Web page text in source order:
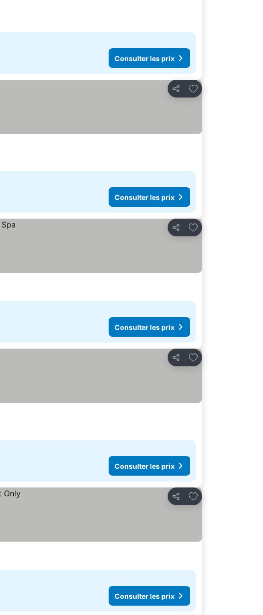
Consulter les prix
Partager
Ajouter à mes favoris
Consulter les prix
Partager
Ajouter à mes favoris
Consulter les prix
Partager
Ajouter à mes favoris
Consulter les prix
Partager
Ajouter à mes favoris
Consulter les prix